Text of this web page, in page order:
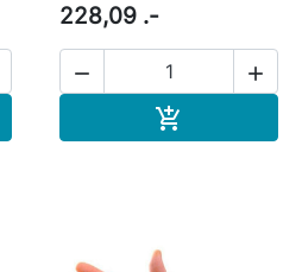
228,09 .-
 
